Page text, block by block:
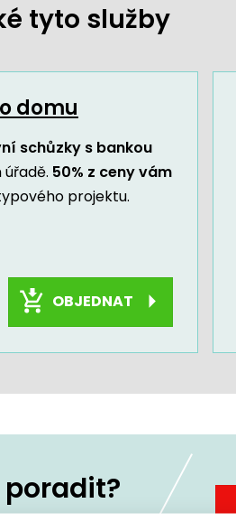
tyto služby
domu
schůzky s bankou
50% z ceny vám
projektu.
OBJEDNAT